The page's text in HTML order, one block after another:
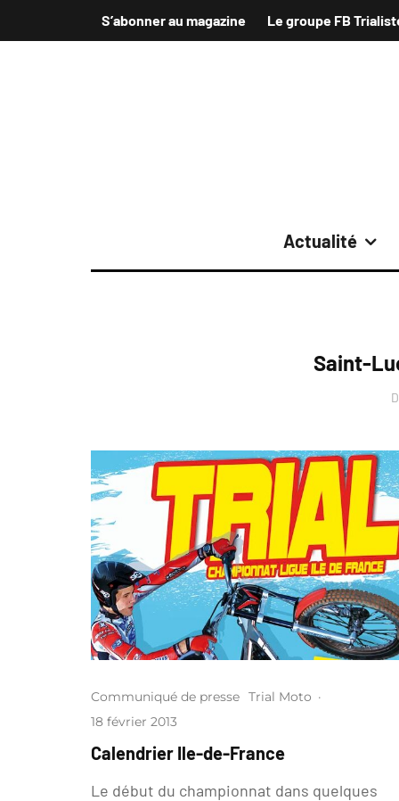
S’abonner au magazine Le groupe FB
Actualité
Saint-
Communiqué de presse Trial Moto ·
18 février 2013
Calendrier Ile-de-France
Le début du championnat dans quelques